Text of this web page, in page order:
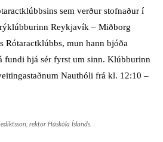
sem verður stofnaður í
Reykjavík – Miðborg
Rótaractklúbbs, mun hann bjóða
fundi hjá sér fyrst um sinn. Klúbburinn
Nauthóli frá kl. 12:10 –
rektor Háskóla Íslands.